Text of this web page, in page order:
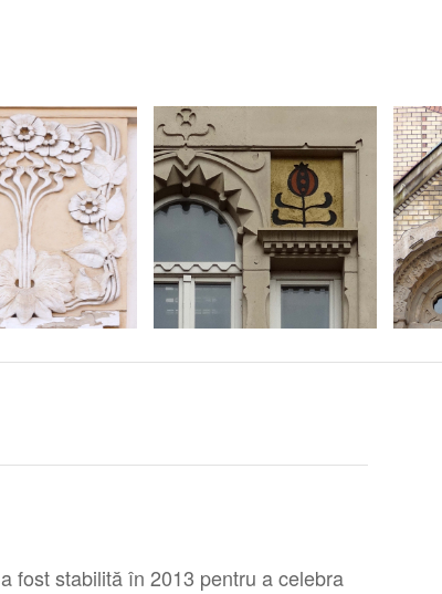
a fost stabilită în 2013 pentru a celebra